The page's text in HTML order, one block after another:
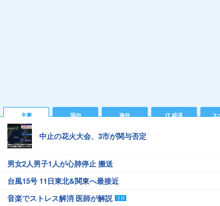
主要 国内 海外 IT 経済 ス
中止の花火大会、3市が関与否定
男女2人男子1人が心肺停止 搬送
台風15号 11日東北&関東へ最接近
音楽でストレス解消 医師が解説